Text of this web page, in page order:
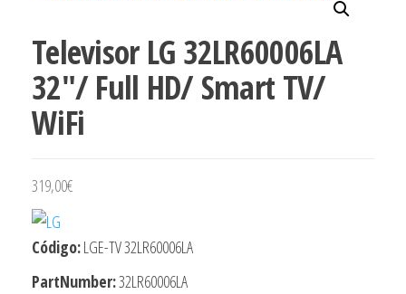
Televisor LG 32LR60006LA
32″/ Full HD/ Smart TV/
WiFi
319,00€
Código:LGE-TV 32LR60006LA
PartNumber:32LR60006LA